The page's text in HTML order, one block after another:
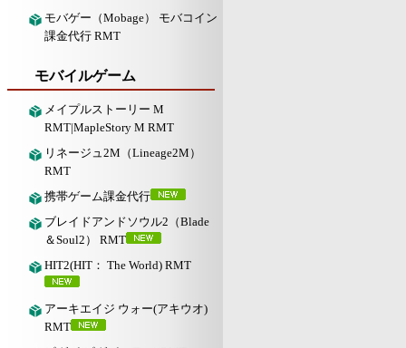
モバゲー（Mobage） モバコイン
課金代行 RMT
モバイルゲーム
メイプルストーリー M
RMT|MapleStory M RMT
リネージュ2M（Lineage2M）
RMT
携帯ゲーム課金代行
ブレイドアンドソウル2（Blade
＆Soul2） RMT
HIT2(HIT： The World) RMT
アーキエイジ ウォー(アキウオ)
RMT